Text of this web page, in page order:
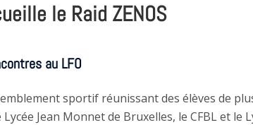
le Raid ZENOS
au LFO
sportif réunissant des élèves de
Jean Monnet de Bruxelles, le CFBL et le